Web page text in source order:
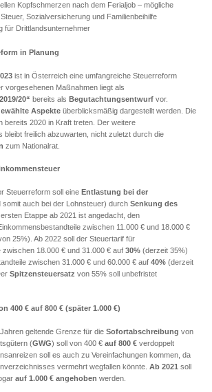
Kopfschmerzen nach dem Ferialjob – mögliche
Sozialversicherung und Familienbeihilfe
für Drittlandsunternehmer
in Planung
ist in Österreich eine umfangreiche Steuerreform
vorgesehenen Maßnahmen liegt als
20“ bereits als Begutachtungsentwurf vor.
Aspekte überblicksmäßig dargestellt werden. Die
bereits 2020 in Kraft treten. Der weitere
freilich abzuwarten, nicht zuletzt durch die
zum Nationalrat.
Steuerreform soll eine Entlastung bei der
somit auch bei der Lohnsteuer) durch Senkung des
Etappe ab 2021 ist angedacht, den
zwischen 11.000 € und 18.000 €
25%). Ab 2022 soll der Steuertarif für
zwischen 18.000 € und 31.000 € auf 30% (derzeit 35%)
zwischen 31.000 € und 60.000 € auf 40% (derzeit
Spitzensteuersatz von 55% soll unbefristet
400 € auf 800 € (später 1.000 €)
geltende Grenze für die Sofortabschreibung von
(GWG) soll von 400 € auf 800 € verdoppelt
soll es auch zu Vereinfachungen kommen, da
vermehrt wegfallen könnte. Ab 2021 soll
auf 1.000 € angehoben werden.